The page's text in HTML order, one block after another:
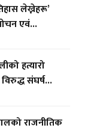
लेख्नेहरू’
एवं...
हत्यारो
संघर्ष...
राजनीतिक